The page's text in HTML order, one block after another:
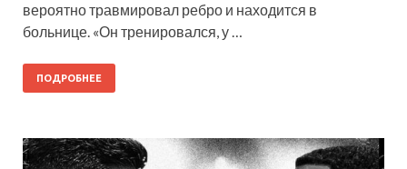
вероятно травмировал ребро и находится в
больнице. «Он тренировался, у …
ПОДРОБНЕЕ